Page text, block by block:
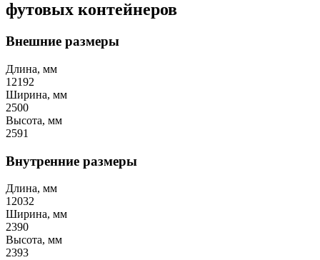
футовых контейнеров
Внешние размеры
Длина, мм
12192
Ширина, мм
2500
Высота, мм
2591
Внутренние размеры
Длина, мм
12032
Ширина, мм
2390
Высота, мм
2393